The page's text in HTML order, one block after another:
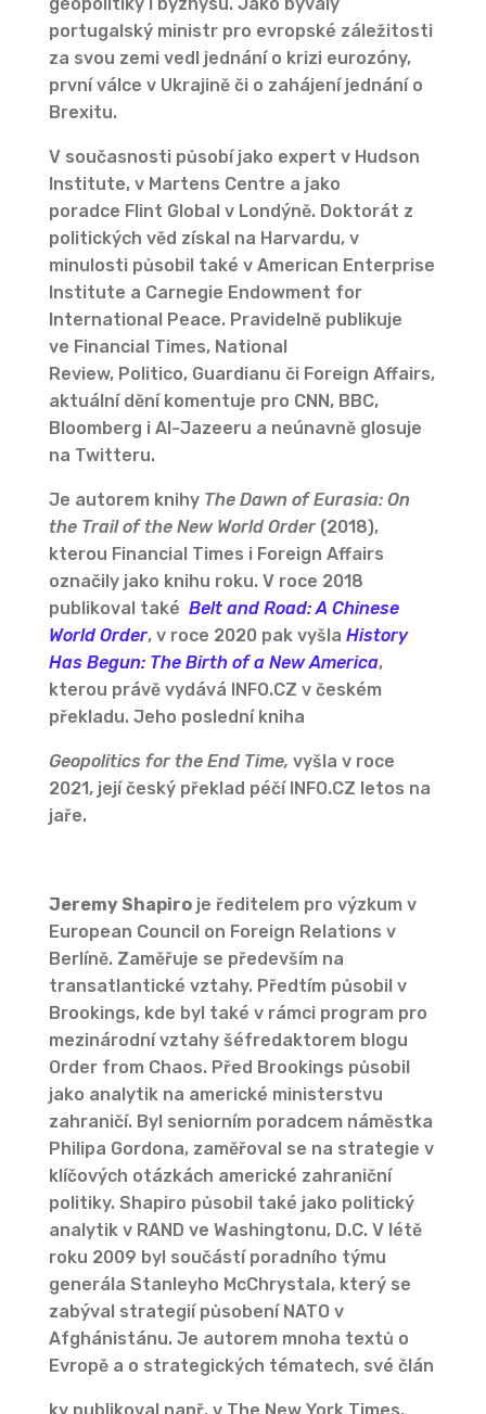
geopolitiky i byznysu. Jako bývalý
portugalský ministr pro evropské záležitosti
za svou zemi vedl jednání o krizi eurozóny,
první válce v Ukrajině či o zahájení jednání o
Brexitu.
V současnosti působí jako expert v Hudson
Institute, v Martens Centre a jako
poradce Flint Global v Londýně. Doktorát z
politických věd získal na Harvardu, v
minulosti působil také v American Enterprise
Institute a Carnegie Endowment for
International Peace. Pravidelně publikuje
ve Financial Times, National
Review, Politico, Guardianu či Foreign Affairs,
aktuální dění komentuje pro CNN, BBC,
Bloomberg i Al-Jazeeru a neúnavně glosuje
na Twitteru.
Je autorem knihy The Dawn of Eurasia: On
the Trail of the New World Order(2018),
kterou Financial Times i Foreign Affairs
označily jako knihu roku. V roce 2018
publikoval také Belt and Road: A Chinese
World Order, v roce 2020 pak vyšla History
Has Begun: The Birth of a New America,
kterou právě vydává INFO.CZ v českém
překladu. Jeho poslední kniha
Geopolitics for the End Time, vyšla v roce
2021, její český překlad péčí INFO.CZ letos na
jaře.
Jeremy Shapiroje ředitelem pro výzkum v
European Council on Foreign Relations v
Berlíně. Zaměřuje se především na
transatlantické vztahy. Předtím působil v
Brookings, kde byl také v rámci program pro
mezinárodní vztahy šéfredaktorem blogu
Order from Chaos. Před Brookings působil
jako analytik na americké ministerstvu
zahraničí. Byl seniorním poradcem náměstka
Philipa Gordona, zaměřoval se na strategie v
klíčových otázkách americké zahraniční
politiky. Shapiro působil také jako politický
analytik v RAND ve Washingtonu, D.C. V létě
roku 2009 byl součástí poradního týmu
generála Stanleyho McChrystala, který se
zabýval strategií působení NATO v
Afghánistánu. Je autorem mnoha textů o
Evropě a o strategických tématech, své člán